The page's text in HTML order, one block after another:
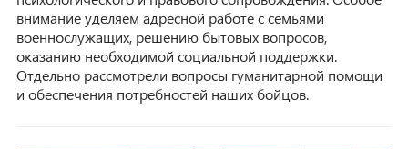
внимание уделяем адресной работе с семьями
военнослужащих, решению бытовых вопросов,
оказанию необходимой социальной поддержки.
Отдельно рассмотрели вопросы гуманитарной помощи
и обеспечения потребностей наших бойцов.